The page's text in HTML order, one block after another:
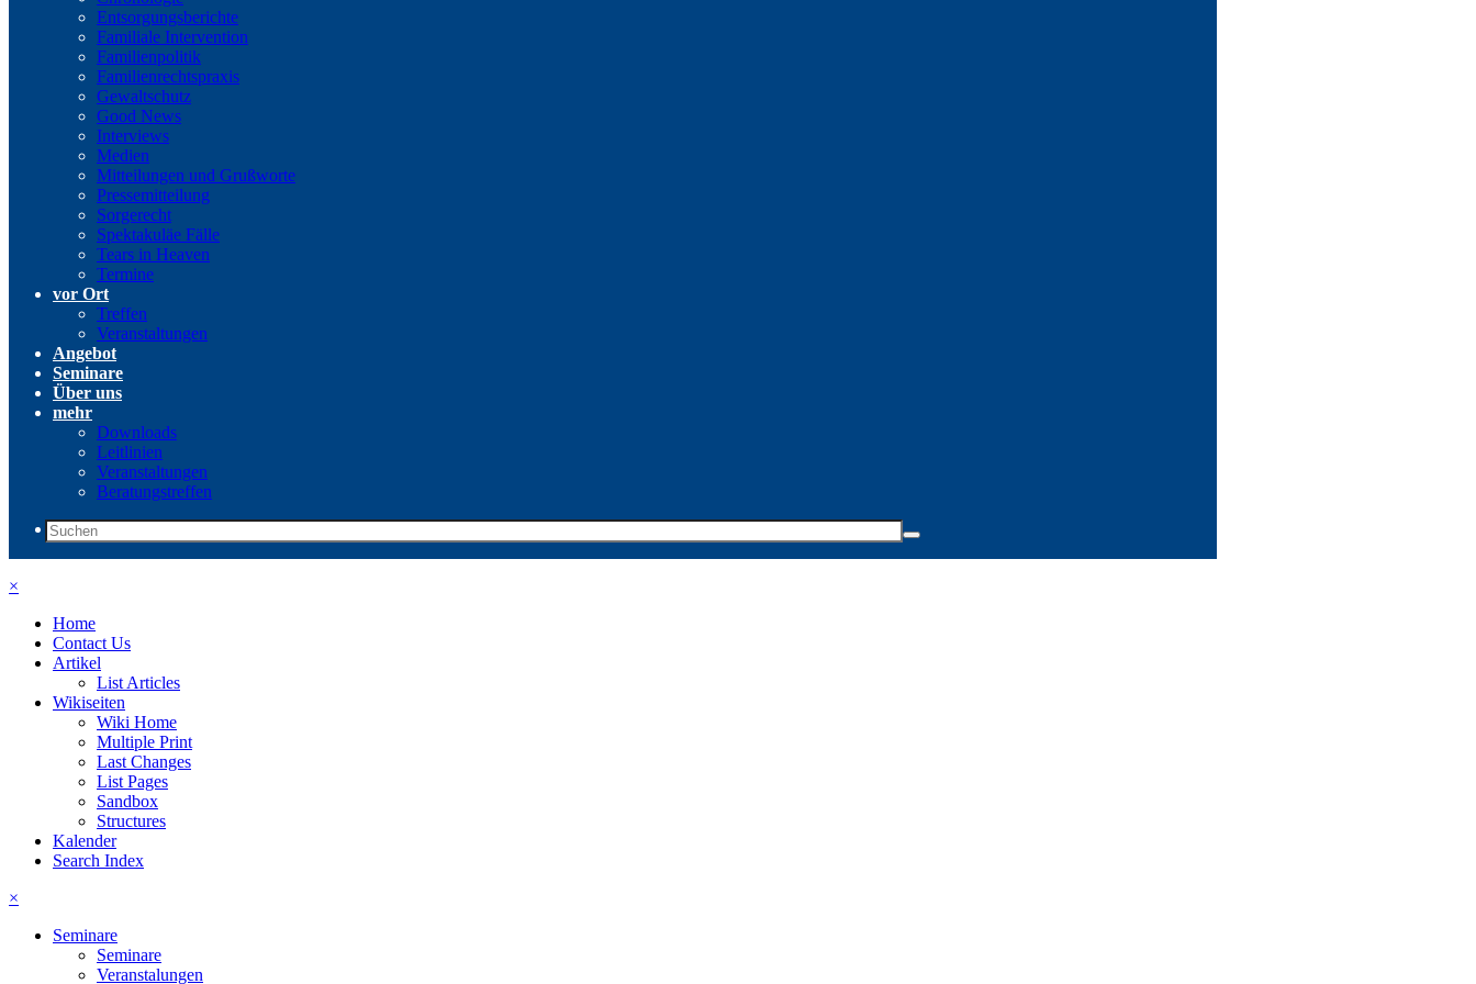
Entsorgungsberichte
Familiale Intervention
Familienpolitik
Familienrechtspraxis
Gewaltschutz
Good News
Interviews
Medien
Mitteilungen und Grußworte
Pressemitteilung
Sorgerecht
Spektakuläe Fälle
Tears in Heaven
Termine
vor Ort
Treffen
Veranstaltungen
Angebot
Seminare
Über uns
mehr
Downloads
Leitlinien
Veranstaltungen
Beratungstreffen
×
Home
Contact Us
Artikel
List Articles
Wikiseiten
Wiki Home
Multiple Print
Last Changes
List Pages
Sandbox
Structures
Kalender
Search Index
×
Seminare
Seminare
Veranstalungen